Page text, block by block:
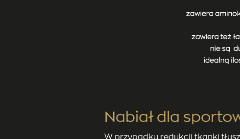
Nabiał dla
W przypadku redukcji tkanki